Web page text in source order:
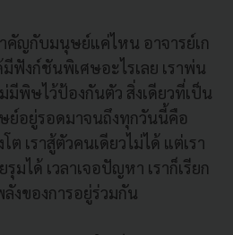
คัญกับมนุษย์แค่ไหน อาจารย์เก
ฟังก์ชันพิเศษอะไรเลย เราพ่น
มีพิษไว้ป้องกันตัว สิ่งเดียวที่เป็น
ย์อยู่รอดมาจนถึงทุกวันนี้คือ
ต เราสู้ตัวคนเดียวไม่ได้ แต่เรา
มได้ เวลาเจอปัญหา เราก็เรียก
งของการอยู่ร่วมกัน